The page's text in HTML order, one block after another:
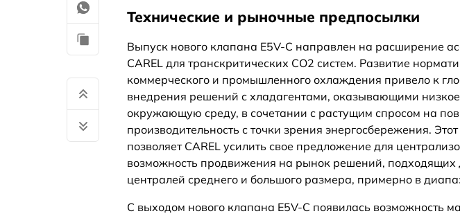
Технические и рыночные предпосылки
Выпуск нового клапана E5V-C направлен на расширение
CAREL для транскритических CO2 систем. Развитие
коммерческого и промышленного охлаждения привело к
внедрения решений с хладагентами, оказывающими низкое
окружающую среду, в сочетании с растущим спросом на
производительность с точки зрения энергосбережения.
позволяет CAREL усилить свое предложение для
возможность продвижения на рынок решений, подходящих
централей среднего и большого размера, примерно в
С выходом нового клапана E5V-C появилась возможность